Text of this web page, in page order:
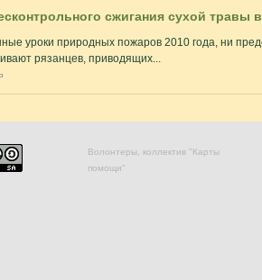
сжигания сухой травы
уроки природных пожаров 2010 года, ни
рязанцев, приводящих...
Волонтеры, коллектив "Карты
помощи"